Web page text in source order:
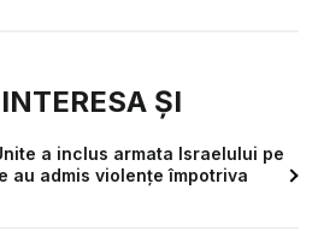
ȘI
a inclus armata Israelului pe
au admis violențe împotriva